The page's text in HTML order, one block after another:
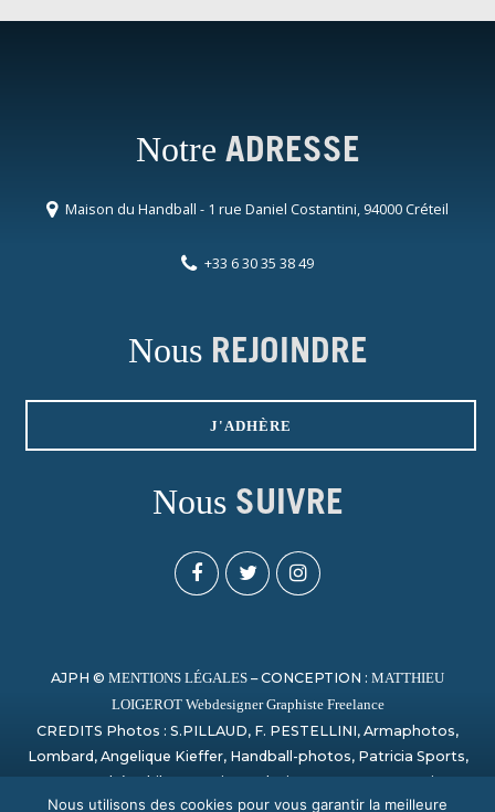
Notre ADRESSE
Maison du Handball - 1 rue Daniel Costantini, 94000 Créteil
+33 6 30 35 38 49
Nous REJOINDRE
J'ADHÈRE
Nous SUIVRE
AJPH © MENTIONS LÉGALES – CONCEPTION : MATTHIEU
LOIGEROT Webdesigner Graphiste Freelance
CREDITS Photos : S.PILLAUD, F. PESTELLINI, Armaphotos,
Lombard, Angelique Kieffer, Handball-photos, Patricia Sports,
Laurent Théophile, Campion, Sylvain Artu, Paage_creation,
Bertrand Delhomme, Nicolas Harvent / HBCSA, Sauvage,
Nous utilisons des cookies pour vous garantir la meilleure